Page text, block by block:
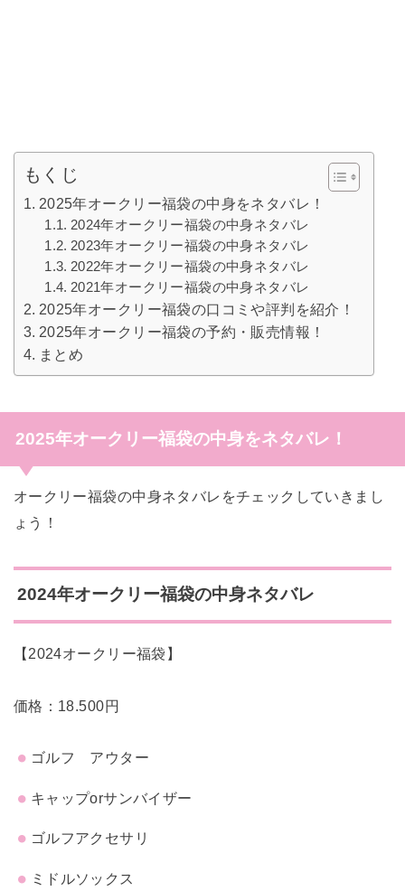
もくじ
2025年オークリー福袋の中身をネタバレ！
2024年オークリー福袋の中身ネタバレ
2023年オークリー福袋の中身ネタバレ
2022年オークリー福袋の中身ネタバレ
2021年オークリー福袋の中身ネタバレ
2025年オークリー福袋の口コミや評判を紹介！
2025年オークリー福袋の予約・販売情報！
まとめ
2025年オークリー福袋の中身をネタバレ！
オークリー福袋の中身ネタバレをチェックしていきまし
ょう！
2024年オークリー福袋の中身ネタバレ
【2024オークリー福袋】
価格：18.500円
ゴルフ アウター
キャップorサンバイザー
ゴルフアクセサリ
ミドルソックス